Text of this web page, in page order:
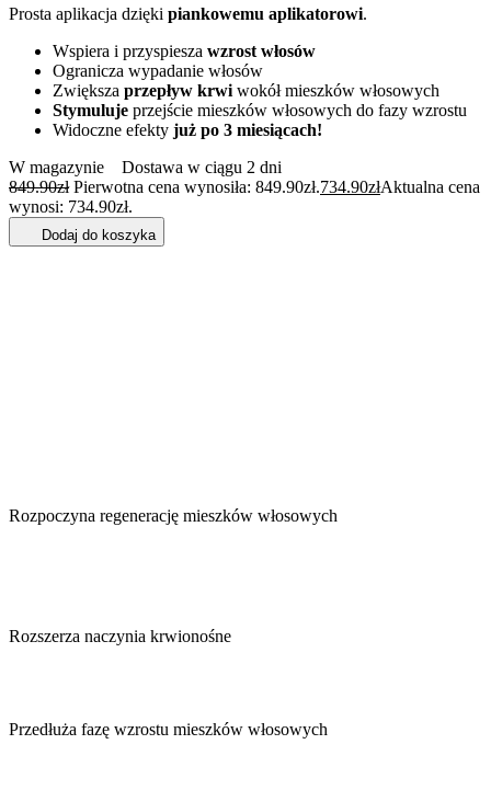
Prosta aplikacja dzięki piankowemu aplikatorowi.
Wspiera i przyspiesza wzrost włosów
Ogranicza wypadanie włosów
Zwiększa przepływ krwi wokół mieszków włosowych
Stymuluje przejście mieszków włosowych do fazy wzrostu
Widoczne efekty już po 3 miesiącach!
W magazynie
Dostawa w ciągu 2 dni
849.90zł Pierwotna cena wynosiła: 849.90zł.734.90złAktualna cena
wynosi: 734.90zł.
Dodaj do koszyka
Rozpoczyna regenerację mieszków włosowych
Rozszerza naczynia krwionośne
Przedłuża fazę wzrostu mieszków włosowych